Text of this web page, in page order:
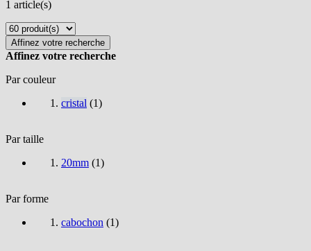
1 article(s)
Affinez votre recherche
Affinez votre recherche
Par couleur
cristal (1)
Par taille
20mm (1)
Par forme
cabochon (1)